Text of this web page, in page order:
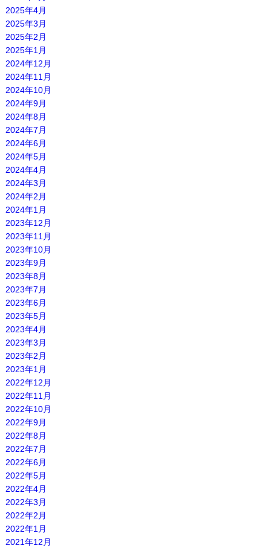
2025年4月
2025年3月
2025年2月
2025年1月
2024年12月
2024年11月
2024年10月
2024年9月
2024年8月
2024年7月
2024年6月
2024年5月
2024年4月
2024年3月
2024年2月
2024年1月
2023年12月
2023年11月
2023年10月
2023年9月
2023年8月
2023年7月
2023年6月
2023年5月
2023年4月
2023年3月
2023年2月
2023年1月
2022年12月
2022年11月
2022年10月
2022年9月
2022年8月
2022年7月
2022年6月
2022年5月
2022年4月
2022年3月
2022年2月
2022年1月
2021年12月